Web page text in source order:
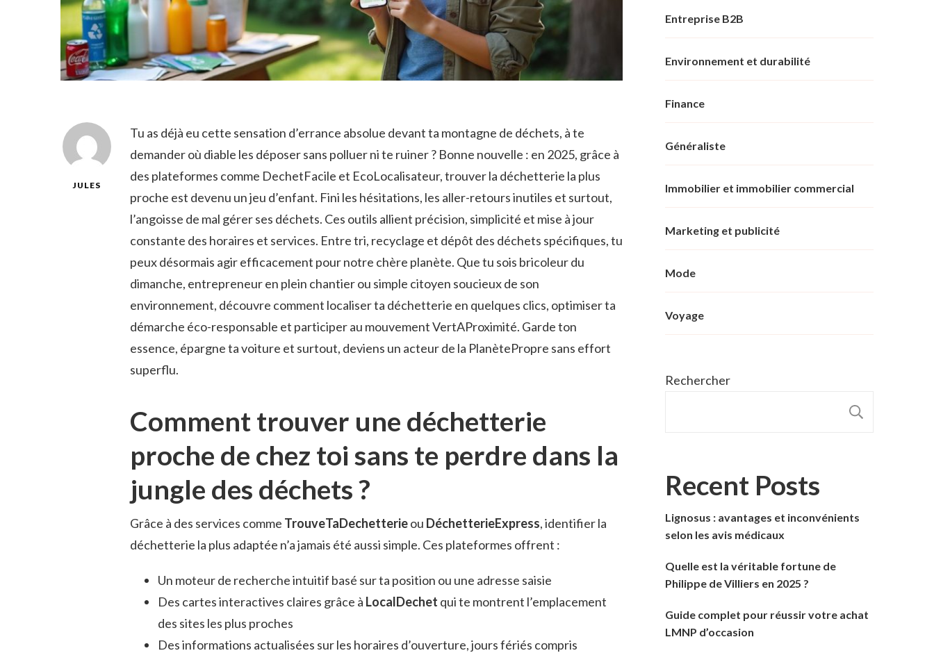
JULES
Tu as déjà eu cette sensation d’errance absolue devant ta montagne de déchets, à te
demander où diable les déposer sans polluer ni te ruiner ? Bonne nouvelle : en 2025, grâce à
des plateformes comme DechetFacile et EcoLocalisateur, trouver la déchetterie la plus
proche est devenu un jeu d’enfant. Fini les hésitations, les aller-retours inutiles et surtout,
l’angoisse de mal gérer ses déchets. Ces outils allient précision, simplicité et mise à jour
constante des horaires et services. Entre tri, recyclage et dépôt des déchets spécifiques, tu
peux désormais agir efficacement pour notre chère planète. Que tu sois bricoleur du
dimanche, entrepreneur en plein chantier ou simple citoyen soucieux de son
environnement, découvre comment localiser ta déchetterie en quelques clics, optimiser ta
démarche éco-responsable et participer au mouvement VertAProximité. Garde ton
essence, épargne ta voiture et surtout, deviens un acteur de la PlanètePropre sans effort
superflu.
Comment trouver une déchetterie
proche de chez toi sans te perdre dans la
jungle des déchets ?
Grâce à des services comme TrouveTaDechetterieou DéchetterieExpress, identifier la
déchetterie la plus adaptée n’a jamais été aussi simple. Ces plateformes offrent :
Un moteur de recherche intuitif basé sur ta position ou une adresse saisie
Des cartes interactives claires grâce à LocalDechet qui te montrent l’emplacement
des sites les plus proches
Des informations actualisées sur les horaires d’ouverture, jours fériés compris
Entreprise B2B
Environnement et durabilité
Finance
Généraliste
Immobilier et immobilier commercial
Marketing et publicité
Mode
Voyage
Rechercher
Recent Posts
Lignosus : avantages et inconvénients
selon les avis médicaux
Quelle est la véritable fortune de
Philippe de Villiers en 2025 ?
Guide complet pour réussir votre achat
LMNP d’occasion